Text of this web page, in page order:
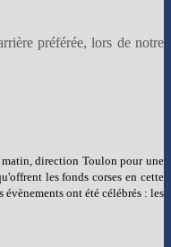
préférée, lors de notre
direction Toulon pour une
les fonds corses en cette
ont été célébrés : les